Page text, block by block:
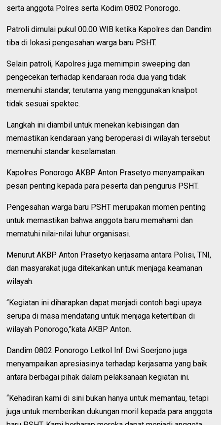
serta anggota Polres serta Kodim 0802 Ponorogo.
Patroli dimulai pukul 00.00 WIB ketika Kapolres dan Dandim
tiba di lokasi pengesahan warga baru PSHT.
Selain patroli, Kapolres juga memimpin sweeping dan
pengecekan terhadap kendaraan roda dua yang tidak
memenuhi standar, terutama yang menggunakan knalpot
tidak sesuai spektec.
Langkah ini diambil untuk menekan kebisingan dan
memastikan kendaraan yang beroperasi di wilayah tersebut
memenuhi standar keselamatan.
Kapolres Ponorogo AKBP Anton Prasetyo menyampaikan
pesan penting kepada para peserta dan pengurus PSHT.
Pengesahan warga baru PSHT merupakan momen penting
untuk memastikan bahwa anggota baru memahami dan
mematuhi nilai-nilai luhur organisasi.
Menurut AKBP Anton Prasetyo kerjasama antara Polisi, TNI,
dan masyarakat juga ditekankan untuk menjaga keamanan
wilayah.
“Kegiatan ini diharapkan dapat menjadi contoh bagi upaya
serupa di masa mendatang untuk menjaga ketertiban di
wilayah Ponorogo,"kata AKBP Anton.
Dandim 0802 Ponorogo Letkol Inf Dwi Soerjono juga
menyampaikan apresiasinya terhadap kerjasama yang baik
antara berbagai pihak dalam pelaksanaan kegiatan ini.
“Kehadiran kami di sini bukan hanya untuk memantau, tetapi
juga untuk memberikan dukungan moril kepada para anggota